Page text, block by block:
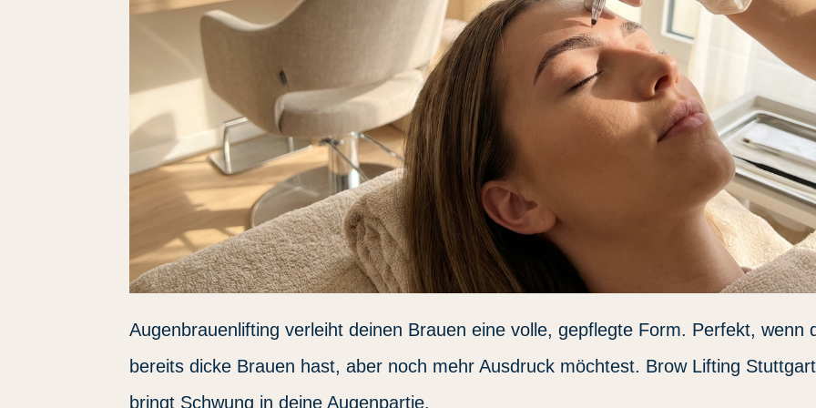
Augenbrauenlifting verleiht deinen Brauen eine volle, gepflegte Form. Perfekt, wenn
bereits dicke Brauen hast, aber noch mehr Ausdruck möchtest. Brow Lifting Stuttgart
bringt Schwung in deine Augenpartie.